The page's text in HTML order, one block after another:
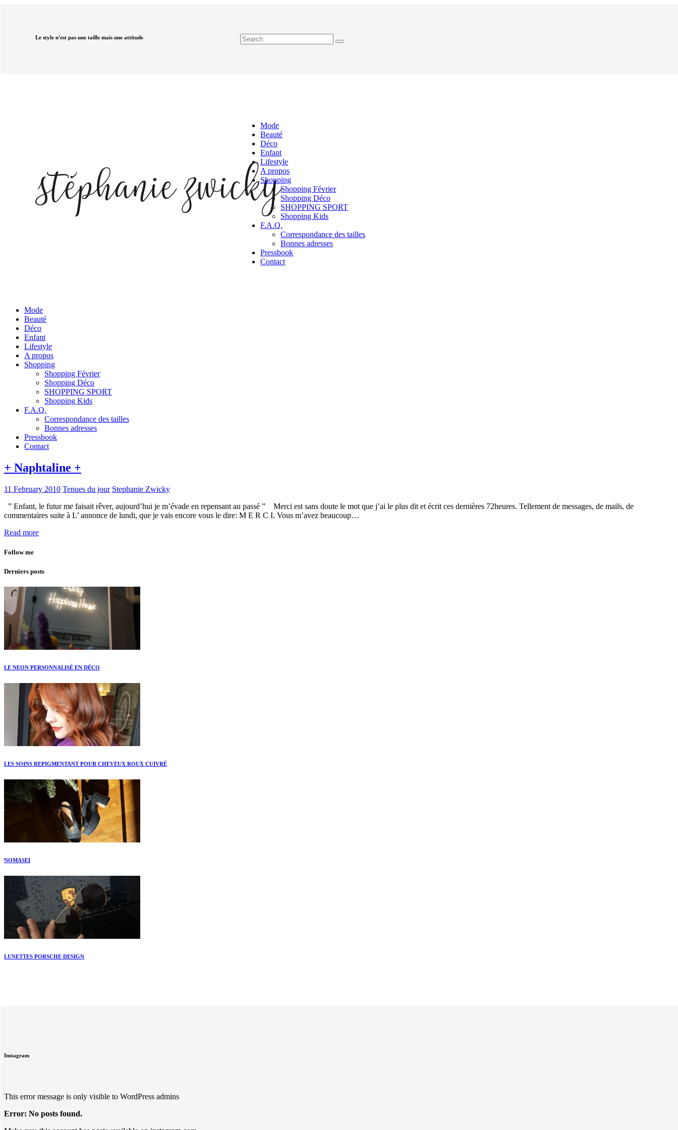
Le style n'est pas une taille mais une attitude
Mode
Beauté
Déco
Enfant
Lifestyle
A propos
Shopping
Shopping Février
Shopping Déco
SHOPPING SPORT
Shopping Kids
F.A.Q.
Correspondance des tailles
Bonnes adresses
Pressbook
Contact
Mode
Beauté
Déco
Enfant
Lifestyle
A propos
Shopping
Shopping Février
Shopping Déco
SHOPPING SPORT
Shopping Kids
F.A.Q.
Correspondance des tailles
Bonnes adresses
Pressbook
Contact
+ Naphtaline +
11 February 2010 Tenues du jour Stephanie Zwicky
” Enfant, le futur me faisait rêver, aujourd’hui je m’évade en repensant au passé ” Merci est sans doute le mot que j’ai le plus dit et écrit ces dernières 72heures. Tellement de messages, de mails, de
commentaires suite à L’ annonce de lundi, que je vais encore vous le dire: M E R C I. Vous m’avez beaucoup…
Read more
Follow me
Derniers posts
LE NEON PERSONNALISÉ EN DÉCO
LES SOINS REPIGMENTANT POUR CHEVEUX ROUX CUIVRÉ
NOMASEI
LUNETTES PORSCHE DESIGN
Instagram
This error message is only visible to WordPress admins
Error: No posts found.